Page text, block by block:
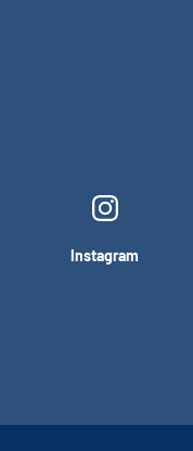
Instagram